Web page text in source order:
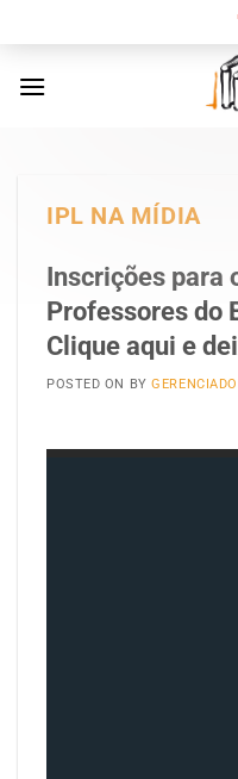
content
IPL NA MÍDIA
Inscrições para
Professores do
Clique aqui e
POSTED ON BY